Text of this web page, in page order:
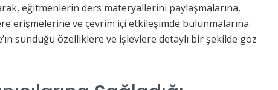
eğitmenlerin ders materyallerini paylaşmalarına,
erişmelerine ve çevrim içi etkileşimde bulunmalarına
sunduğu özelliklere ve işlevlere detaylı bir şekilde göz